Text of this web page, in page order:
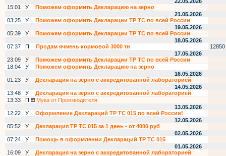
15:01
У
Поможем оформить Декларацию на зерно
21.05.2026
03:25
У
Поможем оформить Декларации ТР ТС по всей России
19.05.2026
05:39
У
Поможем оформить Декларации ТР ТС по всей России
18.05.2026
07:37
П Продам ячмень кормовой 3000 тн
12850
17.05.2026
23:09
У
Поможем оформить Декларации ТР ТС по всей России
18:04
У
Поможем оформить Декларацию на зерно
16.05.2026
01:23
У
Декларация на зерно с аккредитованной лабораторией
14.05.2026
13:48
У
Декларация на зерно с аккредитованной лабораторией
13:33
П
Мука от Производителя
13.05.2026
12:22
У
Оформление Деклараций ТР ТС 015 по всей России!
12.05.2026
05:52
У
Декларация ТР ТС 015 за 1 день - от 4000 руб
02.05.2026
07:24
У
Помощь в оформлении Деклараций ТР ТС 015
01.05.2026
16:09
У
Декларация на зерно с аккредитованной лабораторией